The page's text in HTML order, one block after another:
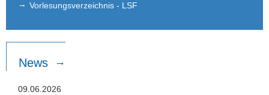
Vorlesungsverzeichnis - LSF
News
09.06.2026